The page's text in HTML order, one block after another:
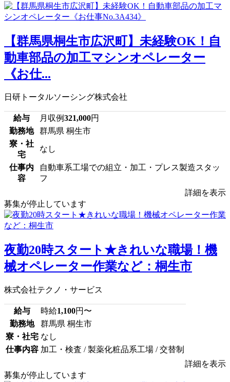
【群馬県桐生市広沢町】未経験OK！自
動車部品の加工マシンオペレーター
《お仕...
日研トータルソーシング株式会社
給与 月収例321,000円
勤務地
群馬県 桐生市
寮・社
宅
なし
仕事内
容
自動車系工場での組立・加工・プレス製造スタッ
フ
詳細を表示
募集が停止しています
夜勤20時スタート★きれいな職場！機
械オペレーター作業など：桐生市
株式会社テクノ・サービス
給与 時給1,100円〜
勤務地
群馬県 桐生市
寮・社宅 なし
仕事内容 加工・検査 / 製薬化粧品系工場 / 交替制
詳細を表示
募集が停止しています